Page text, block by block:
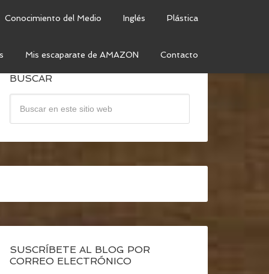
Conocimiento del Medio Inglés Plástica
Mis escaparate de AMAZON Contacto
BUSCAR
SUSCRÍBETE AL BLOG POR
CORREO ELECTRÓNICO